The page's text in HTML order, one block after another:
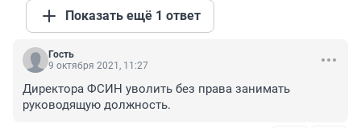
Показать ещё 1 ответ
Гость
9 октября 2021, 11:27
Директора ФСИН уволить без права занимать
руководящую должность.